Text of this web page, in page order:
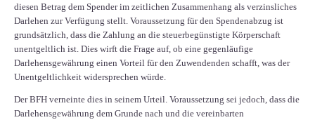
diesen Betrag dem Spender im zeitlichen Zusammenhang als verzinsliches
Darlehen zur Verfügung stellt. Voraussetzung für den Spendenabzug ist
grundsätzlich, dass die Zahlung an die steuerbegünstigte Körperschaft
unentgeltlich ist. Dies wirft die Frage auf, ob eine gegenläufige
Darlehensgewährung einen Vorteil für den Zuwendenden schafft, was der
Unentgeltlichkeit widersprechen würde.
Der BFH verneinte dies in seinem Urteil. Voraussetzung sei jedoch, dass die
Darlehensgewährung dem Grunde nach und die vereinbarten